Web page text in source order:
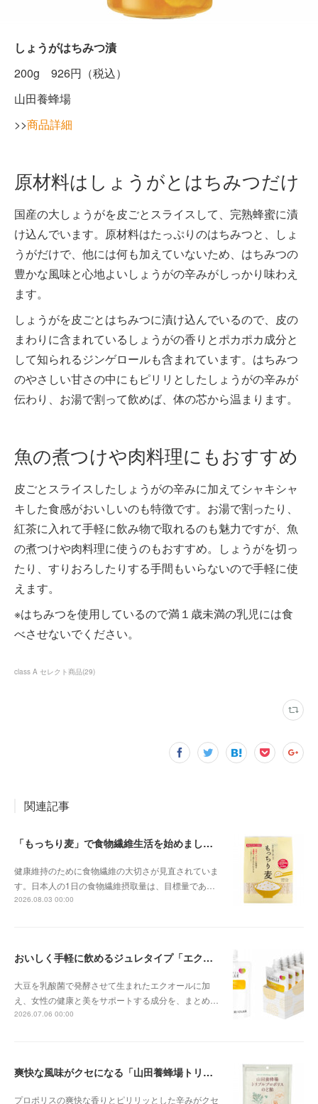
しょうがはちみつ漬
200g 926円（税込）
山田養蜂場
>>商品詳細
原材料はしょうがとはちみつだけ
国産の大しょうがを皮ごとスライスして、完熟蜂蜜に漬
け込んでいます。原材料はたっぷりのはちみつと、しょ
うがだけで、他には何も加えていないため、はちみつの
豊かな風味と心地よいしょうがの辛みがしっかり味わえ
ます。
しょうがを皮ごとはちみつに漬け込んでいるので、皮の
まわりに含まれているしょうがの香りとポカポカ成分と
して知られるジンゲロールも含まれています。はちみつ
のやさしい甘さの中にもピリリとしたしょうがの辛みが
伝わり、お湯で割って飲めば、体の芯から温まります。
魚の煮つけや肉料理にもおすすめ
皮ごとスライスしたしょうがの辛みに加えてシャキシャ
キした食感がおいしいのも特徴です。お湯で割ったり、
紅茶に入れて手軽に飲み物で取れるのも魅力ですが、魚
の煮つけや肉料理に使うのもおすすめ。しょうがを切っ
たり、すりおろしたりする手間もいらないので手軽に使
えます。
※はちみつを使用しているので満１歳未満の乳児には食
べさせないでください。
class A セレクト商品(29)
関連記事
「もっちり麦」で食物繊維生活を始めましょう
健康維持のために食物繊維の大切さが見直されていま
す。日本人の1日の食物繊維摂取量は、目標量であ…
2026.08.03 00:00
おいしく手軽に飲めるジュレタイプ「エクエル ジュレ」
大豆を乳酸菌で発酵させて生まれたエクオールに加
え、女性の健康と美をサポートする成分を、まとめ…
2026.07.06 00:00
爽快な風味がクセになる「山田養蜂場トリプルプロポリスのど飴」
プロポリスの爽快な香りとピリリッとした辛みがクセ